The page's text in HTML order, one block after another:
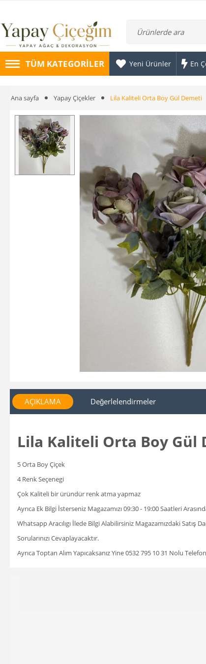
TÜM KATEGORILER Yeni Ürünler En
Ana sayfa Yapay Çiçekler Lila Kaliteli Orta Boy Gül Demeti
AÇIKLAMA Değerlelendirmeler
Lila Kaliteli Orta Boy Gül
5 Orta Boy Çiçek
4 Renk Seçenegi
Çok Kaliteli bir üründür renk atma yapmaz
Ayrıca Ek Bilgi İsterseniz Magazamızı 09:30 - 19:00 Saatleri
Whatsapp Aracılıgı İlede Bilgi Alabilirsiniz Magazamızdaki Satış
Sorularınızı Cevaplayacaktır.
Ayrıca Toptan Alım Yapıcaksanız Yine 0532 795 10 31 Nolu